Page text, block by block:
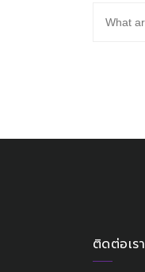
ติดต่อเรา